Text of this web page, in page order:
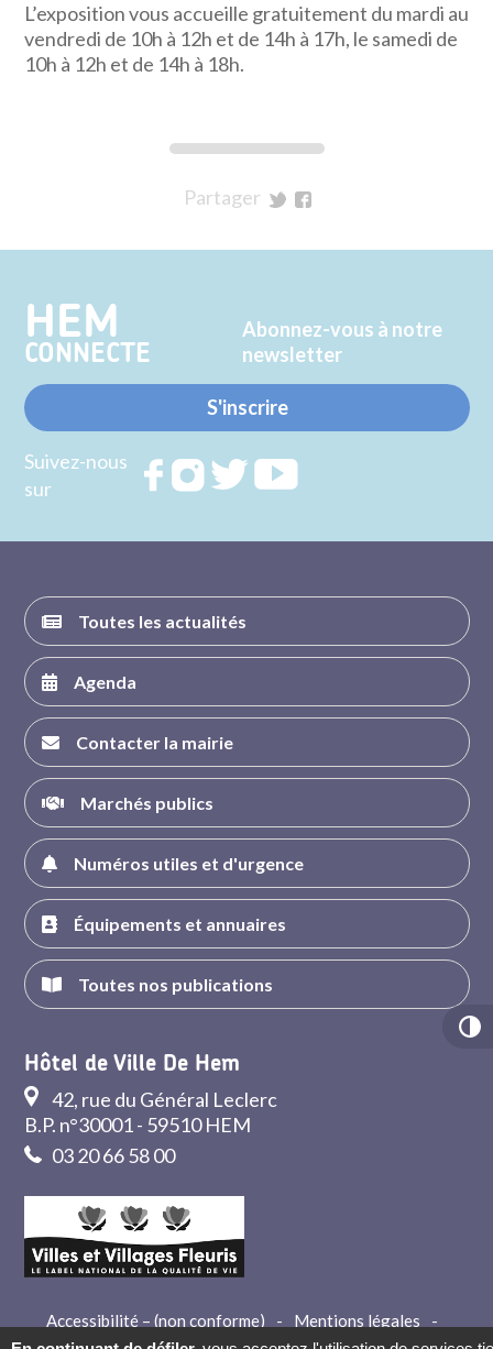
L’exposition vous accueille gratuitement du mardi au
vendredi de 10h à 12h et de 14h à 17h, le samedi de
10h à 12h et de 14h à 18h.
Partager
Twitter
Facebook
HEM
CONNECTE
Abonnez-vous à notre
newsletter
S'inscrire
Suivez-nous
sur
RejoignezRejoignezRejoignez
Toutes les actualités
Agenda
Contacter la mairie
Marchés publics
Numéros utiles et d'urgence
Équipements et annuaires
Toutes nos publications
Hôtel de Ville De Hem
42, rue du Général Leclerc
B.P. n°30001 - 59510 HEM
03 20 66 58 00
Accessibilité – (non conforme) - Mentions légales
-
Crédits
- Contact